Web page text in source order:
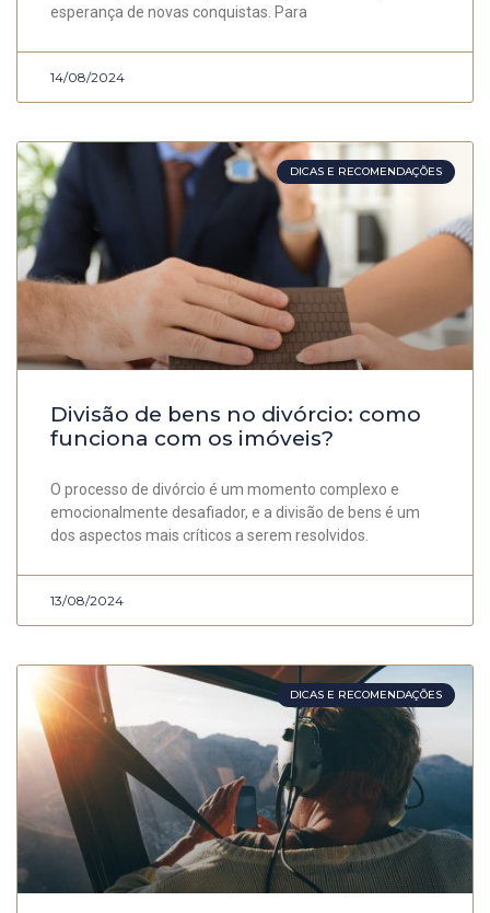
esperança de novas conquistas. Para
14/08/2024
DICAS E RECOMENDAÇÕES
Divisão de bens no divórcio: como
funciona com os imóveis?
O processo de divórcio é um momento complexo e
emocionalmente desafiador, e a divisão de bens é um
dos aspectos mais críticos a serem resolvidos.
13/08/2024
DICAS E RECOMENDAÇÕES